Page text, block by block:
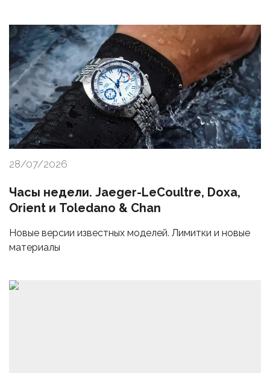
28/07/2026
Часы недели. Jaeger-LeCoultre, Doxa,
Orient и Toledano & Chan
Новые версии известных моделей. Лимитки и новые
материалы